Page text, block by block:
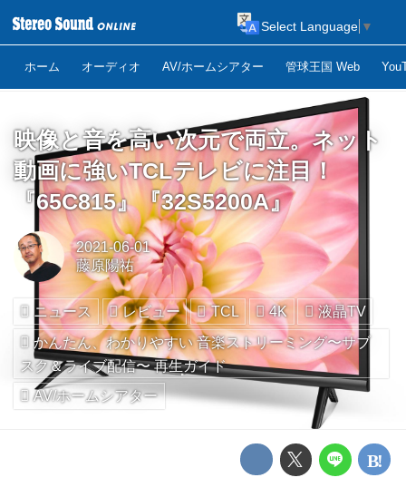
ホーム オーディオ AV/ホームシアター 管球王国 Web
Select Language ▼
映像と音を高い次元で両立。ネット
動画に強いTCLテレビに注目！
『65C815』『32S5200A』
2021-06-01
藤原陽祐
ニュース レビュー TCL 4K
液晶TV
かんたん、わかりやすい 音楽ストリーミング〜サブ
スク＆ライブ配信〜 再生ガイド
AV/ホームシアター